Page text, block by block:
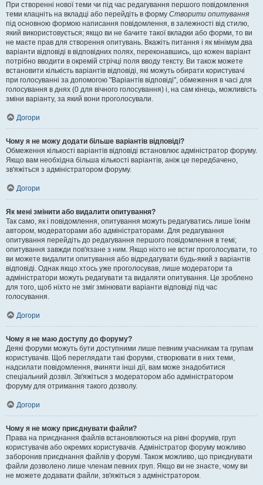
При створенні нової теми чи під час редагування першого повідомлення
теми клацніть на вкладці або перейдіть в форму Створити опитування
під основною формою написання повідомлення, в залежності від стилю,
який використовується; якщо ви не бачите такої вкладки або форми, то ви
не маєте прав для створення опитувань. Вкажіть питання і як мінімум два
варіанти відповіді в відповідних полях, переконавшись, що кожен варіант
потрібно вводити в окремій стрічці поля вводу тексту. Ви також можете
встановити кількість варіантів відповіді, які можуть обирати користувачі
при голосуванні за допомогою "Варіантів відповіді", обмеження в часі для
голосування в днях (0 для вічного голосування) і, на сам кінець, можливість
зміни варіанту, за який вони проголосували.
Догори
Чому я не можу додати більше варіантів відповіді?
Обмеження кількості варіантів відповіді встановлює адміністратор форуму.
Якщо вам необхідна більша кількості варіантів, аніж це передбачено,
зв'яжіться з адміністратором форуму.
Догори
Як мені змінити або видалити опитування?
Так само, як і повідомлення, опитування можуть редагуватись лише їхнім
автором, модераторами або адміністраторами. Для редагування
опитування перейдіть до редагування першого повідомлення в темі;
опитування завжди пов'язане з ним. Якщо ніхто не встиг проголосувати, то
ви можете видалити опитування або відредагувати будь-який з варіантів
відповіді. Однак якщо хтось уже проголосував, лише модератори та
адміністратори можуть редагувати та видаляти опитування. Це зроблено
для того, щоб ніхто не зміг змінювати варіанти відповіді під час
голосування.
Догори
Чому я не маю доступу до форуму?
Деякі форуми можуть бути доступними лише певним учасникам та групам
користувачів. Щоб переглядати такі форуми, створювати в них теми,
надсилати повідомлення, вчиняти інші дії, вам може знадобитися
спеціальний дозвіл. Зв'яжіться з модератором або адміністратором
форуму для отримання такого дозволу.
Догори
Чому я не можу приєднувати файли?
Права на приєднання файлів встановлюються на рівні форумів, груп
користувачів або окремих користувачів. Адміністратор форуму можливо
заборонив приєднання файлів у форумі. Також можливо, що приєднувати
файли дозволено лише членам певних груп. Якщо ви не знаєте, чому ви
не можете додавати файли, зв'яжіться з адміністратором.